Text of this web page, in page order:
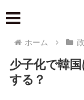
ホーム
少子化で韓
する？